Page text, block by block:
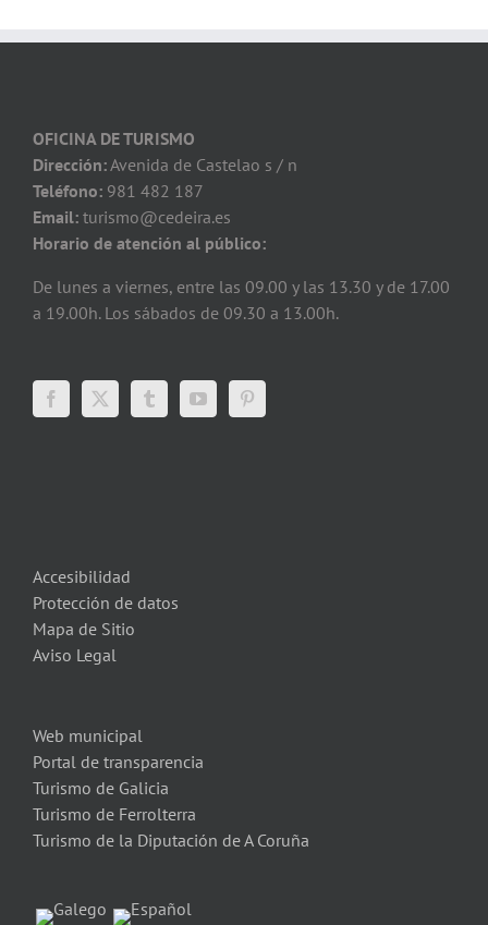
OFICINA DE TURISMO
Dirección:Avenida de Castelao s / n
Teléfono: 981 482 187
Email: turismo@cedeira.es
Horario de atención al público:
De lunes a viernes, entre las 09.00 y las 13.30 y de 17.00
a 19.00h. Los sábados de 09.30 a 13.00h.
Accesibilidad
Protección de datos
Mapa de Sitio
Aviso Legal
Web municipal
Portal de transparencia
Turismo de Galicia
Turismo de Ferrolterra
Turismo de la Diputación de A Coruña